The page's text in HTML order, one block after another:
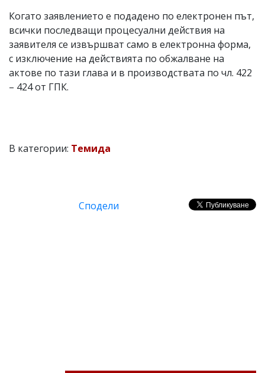
Когато заявлението е подадено по електронен път,
всички последващи процесуални действия на
заявителя се извършват само в електронна форма,
с изключение на действията по обжалване на
актове по тази глава и в производствата по чл. 422
– 424 от ГПК.
В категории: Темида
Сподели